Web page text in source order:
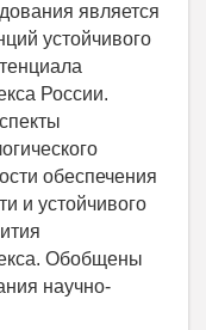
является
устойчивого
России.
обеспечения
и устойчивого
Обобщены
научно-